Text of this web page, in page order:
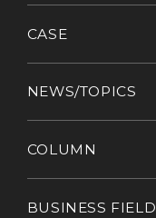
CASE
NEWS/TOPICS
COLUMN
BUSINESS FIELD